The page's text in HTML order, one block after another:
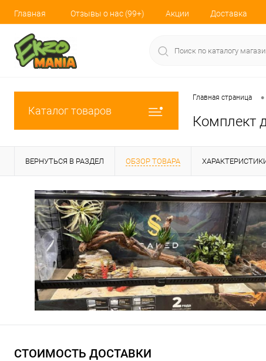
Главная Отзывы о нас (99+) Акции Доставка
Каталог товаров
Главная страница •
Комплект
ВЕРНУТЬСЯ В РАЗДЕЛ ОБЗОР ТОВАРА
СТОИМОСТЬ ДОСТАВКИ